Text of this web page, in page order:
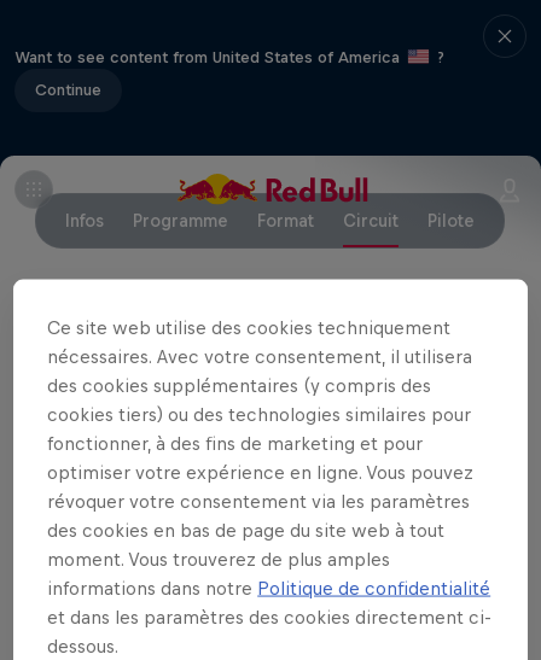
Want to see content from United States of America
?
Continue
Infos Programme Format Circuit Pilote
Événements associés
Ce site web utilise des cookies techniquement
nécessaires. Avec votre consentement, il utilisera
des cookies supplémentaires (y compris des
cookies tiers) ou des technologies similaires pour
fonctionner, à des fins de marketing et pour
optimiser votre expérience en ligne. Vous pouvez
révoquer votre consentement via les paramètres
des cookies en bas de page du site web à tout
moment. Vous trouverez de plus amples
informations dans notre Politique de confidentialité
et dans les paramètres des cookies directement ci-
dessous.